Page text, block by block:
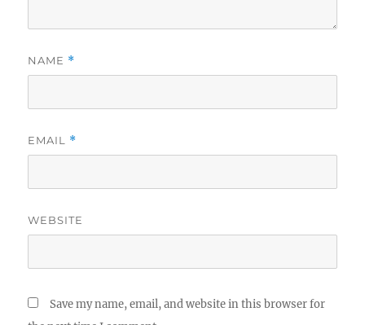
NAME *
EMAIL *
WEBSITE
Save my name, email, and website in this browser for